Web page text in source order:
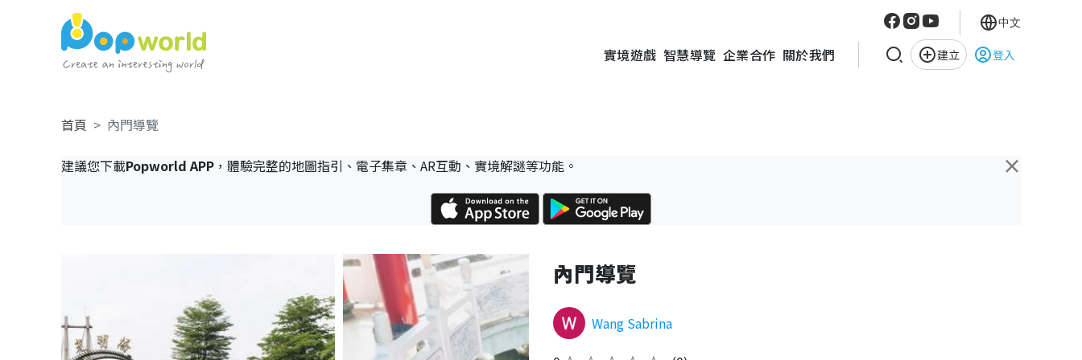
實境遊戲 智慧導覽 企業合作 關於我們 建立 登入
中文
首頁 內門導覽
×
建議您下載Popworld APP，體驗完整的地圖指引、電子集章、AR互動、實境解謎等功能。
內門導覽
Wang Sabrina